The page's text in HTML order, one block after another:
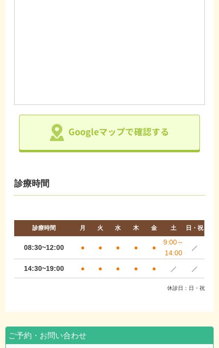
Googleマップで確認する
診療時間
診療時間 月 火 水 木 金 土 日・祝
08:30~12:00 ● ● ● ● ●
9:00～
14:00
14:30~19:00
● ● ● ● ●
休診日：日・祝
ご予約・お問い合わせ